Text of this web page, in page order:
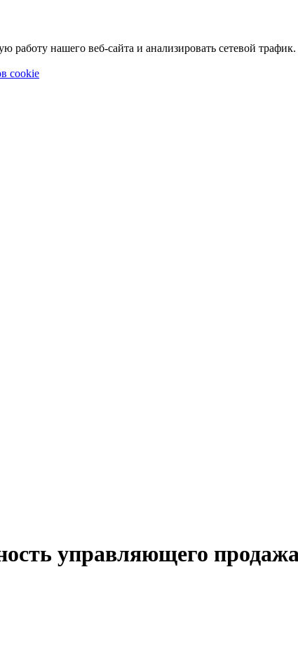
нашего веб-сайта и анализировать сетевой трафик.
cookie
управляющего